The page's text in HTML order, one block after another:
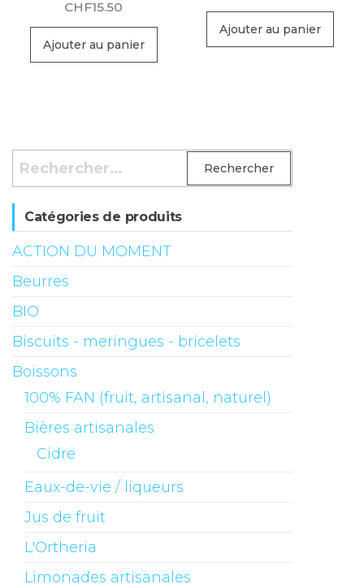
CHF15.50
Ajouter au panier
Ajouter au panier
Rechercher :
Catégories de produits
ACTION DU MOMENT
Beurres
BIO
Biscuits - meringues - bricelets
Boissons
100% FAN (fruit, artisanal, naturel)
Bières artisanales
Cidre
Eaux-de-vie / liqueurs
Jus de fruit
L'Ortheria
Limonades artisanales